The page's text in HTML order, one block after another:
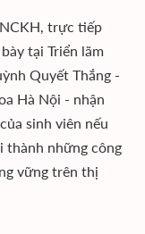
trực tiếp
tại Triển lãm
Quyết Thắng -
Hà Nội - nhận
sinh viên nếu
thành những công
vững trên thị